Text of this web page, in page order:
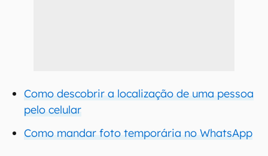
Como descobrir a localização de uma pessoa
pelo celular
Como mandar foto temporária no WhatsApp